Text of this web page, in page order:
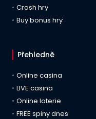
Crash hry
Buy bonus hry
Přehledně
Online casina
LIVE casina
Online loterie
FREE spiny dnes